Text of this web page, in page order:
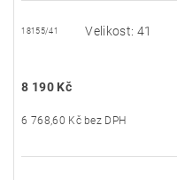
18155/41 Velikost: 41
8 190 Kč
6 768,60 Kč bez DPH